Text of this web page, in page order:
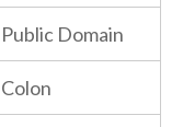
Public Domain
Colon